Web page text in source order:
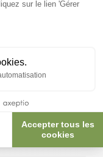
sur le lien 'Gérer
Accepter tous les
cookies
Bol Bizet 0.3L